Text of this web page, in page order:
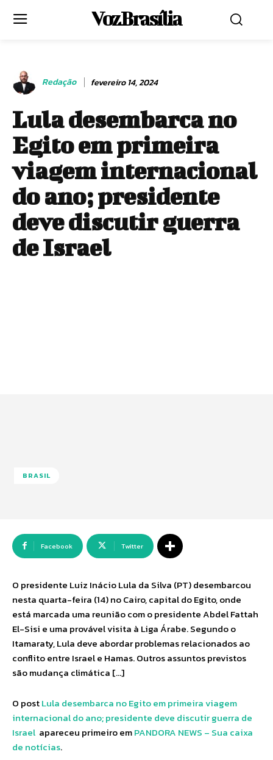
Voz Brasília
Redação fevereiro 14, 2024
Lula desembarca no
Egito em primeira
viagem internacional
do ano; presidente
deve discutir guerra
de Israel
BRASIL
Facebook Twitter
O presidente Luiz Inácio Lula da Silva (PT) desembarcou
nesta quarta-feira (14) no Cairo, capital do Egito, onde
está marcada uma reunião com o presidente Abdel Fattah
El-Sisi e uma provável visita à Liga Árabe. Segundo o
Itamaraty, Lula deve abordar problemas relacionados ao
conflito entre Israel e Hamas. Outros assuntos previstos
são mudança climática […]
O postLula desembarca no Egito em primeira viagem
internacional do ano; presidente deve discutir guerra de
Israel apareceu primeiro emPANDORA NEWS – Sua caixa
de notícias.